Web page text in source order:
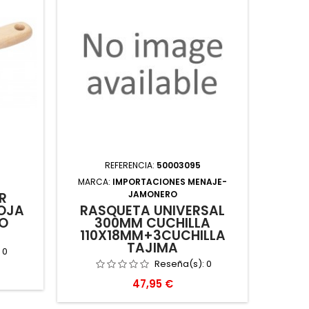
0
REFERENCIA: 50003095
MARCA: IMPORTACIONES MENAJE-
JAMONERO
RASQUETA UNIVERSAL
300MM CUCHILLA
110X18MM+3CUCHILLA
TAJIMA
Reseña(s): 0
Precio
47,95 €